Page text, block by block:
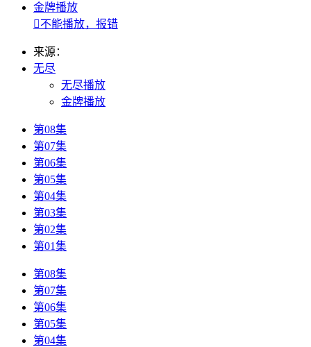
金牌播放
不能播放，报错
来源：
无尽
无尽播放
金牌播放
第08集
第07集
第06集
第05集
第04集
第03集
第02集
第01集
第08集
第07集
第06集
第05集
第04集